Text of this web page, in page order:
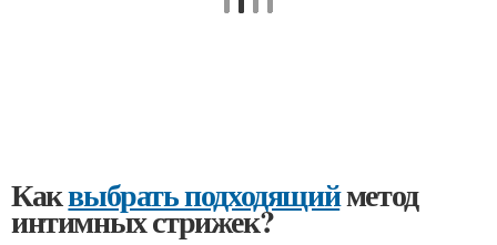
Каквыбрать подходящийметод
интимных стрижек?